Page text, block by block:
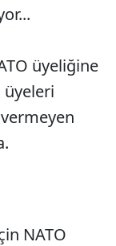
üyeliğine
üyeleri
NATO